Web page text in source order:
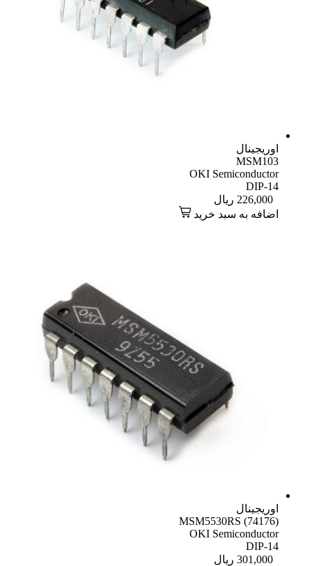
اوریجینال
MSM103
OKI Semiconductor
DIP-14
226,000 ریال
اضافه به سبد خرید
اوریجینال
MSM5530RS (74176)
OKI Semiconductor
DIP-14
301,000 ریال